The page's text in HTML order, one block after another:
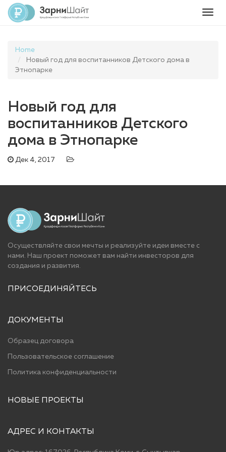
Home
Новый год для воспитанников Детского дома в
Этнопарке
Новый год для
воспитанников Детского
дома в Этнопарке
Дек 4, 2017
Осуществляйте свои мечты и реализуйте идеи вместе с
нами. Наш проект поможет вам найти инвесторов для
cоздания и развития.
ПРИСОЕДИНЯЙТЕСЬ
ДОКУМЕНТЫ
Образец договора
Пользовательское соглашение
Политика конфиденциальности
НОВЫЕ ПРОЕКТЫ
АДРЕС И КОНТАКТЫ